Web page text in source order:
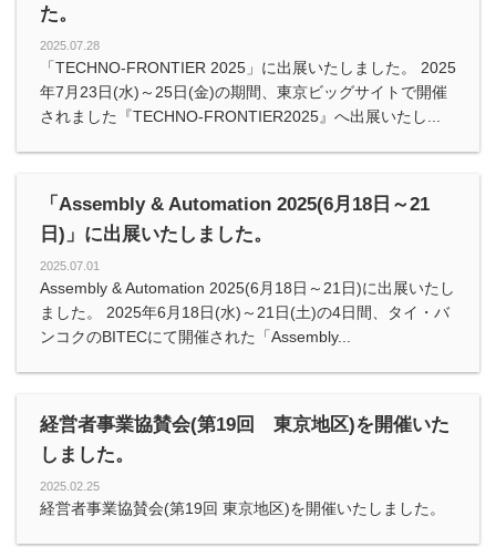
た。
2025.07.28
「TECHNO-FRONTIER 2025」に出展いたしました。 2025
年7月23日(水)～25日(金)の期間、東京ビッグサイトで開催
されました『TECHNO-FRONTIER2025』へ出展いたし...
「Assembly & Automation 2025(6月18日～21
日)」に出展いたしました。
2025.07.01
Assembly & Automation 2025(6月18日～21日)に出展いたし
ました。 2025年6月18日(水)～21日(土)の4日間、タイ・バ
ンコクのBITECにて開催された「Assembly...
経営者事業協賛会(第19回 東京地区)を開催いた
しました。
2025.02.25
経営者事業協賛会(第19回 東京地区)を開催いたしました。